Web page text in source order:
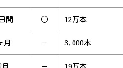
間 ○ 12万本
月 － 3,000本
月 － 19万本